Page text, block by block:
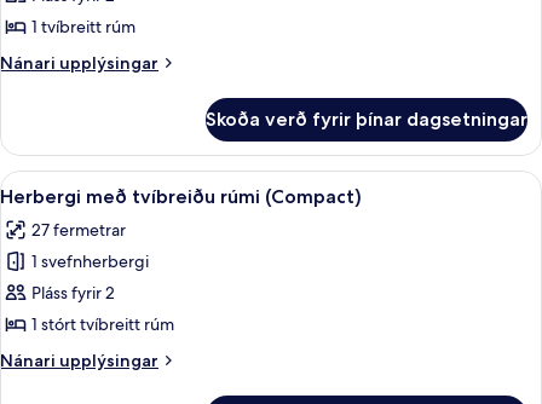
bed,
Smoking
Sofa
Non
fyrir
Standard
1 tvíbreitt rúm
Nánari upplýsingar
Nánari
Double
Room
Skoða verð fyrir þínar dagsetningar
Skoða
allar
myndir
fyrir
Herbergi
með
tvíbreiðu
rúmi
Öryggishólf í herbergi,
4
Herbergi með tvíbreiðu rúmi (Compact)
27 fermetrar
1 svefnherbergi
Pláss fyrir 2
1 stórt tvíbreitt rúm
Nánari upplýsingar
Nánari